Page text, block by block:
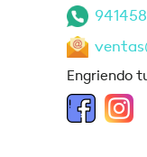
Engriendo